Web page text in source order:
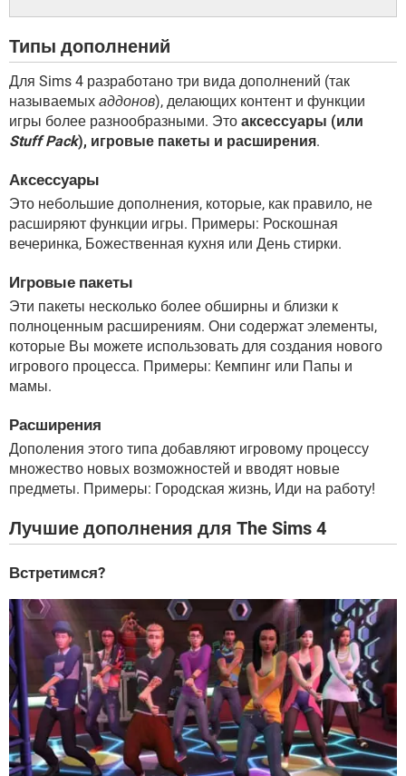
Типы дополнений
Для Sims 4 разработано три вида дополнений (так
называемых аддонов), делающих контент и функции
игры более разнообразными. Это аксессуары (или
Stuff Pack), игровые пакеты и расширения.
Аксессуары
Это небольшие дополнения, которые, как правило, не
расширяют функции игры. Примеры: Роскошная
вечеринка, Божественная кухня или День стирки.
Игровые пакеты
Эти пакеты несколько более обширны и близки к
полноценным расширениям. Они содержат элементы,
которые Вы можете использовать для создания нового
игрового процесса. Примеры: Кемпинг или Папы и
мамы.
Расширения
Дополения этого типа добавляют игровому процессу
множество новых возможностей и вводят новые
предметы. Примеры: Городская жизнь, Иди на работу!
Лучшие дополнения для The Sims 4
Встретимся?